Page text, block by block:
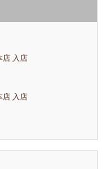
店 入店
店 入店